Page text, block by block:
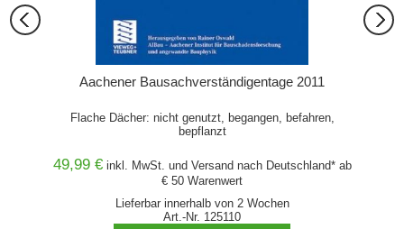
Aachener Bausachverständigentage 2011
Flache Dächer: nicht genutzt, begangen, befahren,
bepflanzt
49,99 € inkl. MwSt. und Versand nach Deutschland* ab
€ 50 Warenwert
Lieferbar innerhalb von 2 Wochen
Art.-Nr. 125110